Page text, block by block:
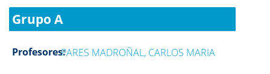
Grupo A
Profesores:PARES MADROÑAL, CARLOS MARIA